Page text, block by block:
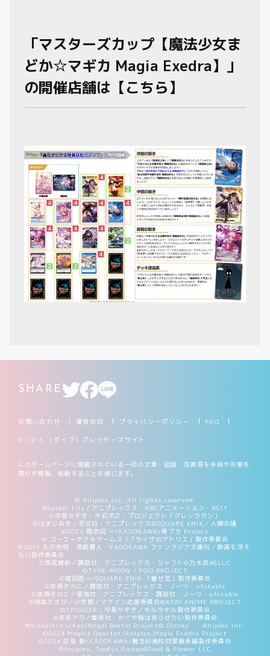
「マスターズカップ【魔法少女ま
どか☆マギカ Magia Exedra】」
の開催店舗は【こちら】
SHARE
お問い合わせ 運営会社 プライバシーポリシー FAQ
D.I.V.E.（ダイブ）プレイヤーズサイト
このホームページに掲載されている一切の文章・図版・写真等を手段や形態を
問わず複製、転載することを禁じます。
© Aniplex Inc. All rights reserved.
©Spider Lily／アニプレックス・ABCアニメーション・BS11
©中島かずき・今石洋之・プロジェクト「グレンラガン」
©はまじあき／芳文社・アニプレックス©SQUARE ENIX／人類会議
©2024 鴨志田 一/KADOKAWA/青ブタ Project
© コーエーテクモゲームス /「ライザのアトリエ」製作委員会
©2019 丸戸史明・深崎暮人・KADOKAWA ファンタジア文庫刊／映画も冴え
ない製作委員会
©西尾維新／講談社・アニプレックス・シャフト©乃木坂46LLC
©TYPE-MOON / FGO PROJECT
©福田晋一/SQUARE ENIX·「着せ恋」製作委員会
©奈須きのこ／講談社・アニプレックス・ノーツ・ufotable
©奈須きのこ／星海社・アニプレックス・講談社・ノーツ・ufotable
©雨森たきび／小学館／マケイン応援委員会©ATRI ANIME PROJECT
©TRIGGER・中島かずき／キルラキル製作委員会
©赤坂アカ／集英社・かぐや様は告らせたい製作委員会
©VisualArt's/Key/Angel Beats! Project© Disney Aniplex Inc.
©2024 Magica Quartet/Aniplex,Magia Exedra Project
©2024 佐島 勤/KADOKAWA/魔法科高校四葉継承編製作委員会
©Aniplex, TooKyo Games©Seed & Flower LLC